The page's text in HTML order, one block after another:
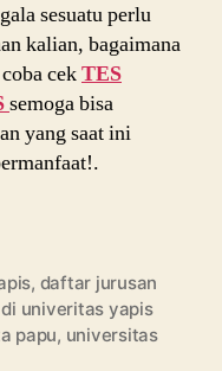
sesuatu perlu
kalian, bagaimana
cekTES
semoga bisa
yang saat ini
, daftar jurusan
univeritas yapis
papu, universitas